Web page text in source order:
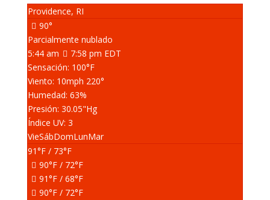
Providence, RI
90°
Parcialmente nublado
5:44 am
7:58 pm EDT
Sensación: 100°F
Viento: 10mph 220°
Humedad: 63%
Presión: 30.05"Hg
Índice UV: 3
VieSábDomLunMar
91°F/ 73°F
90°F / 72°F
91°F / 68°F
90°F / 72°F